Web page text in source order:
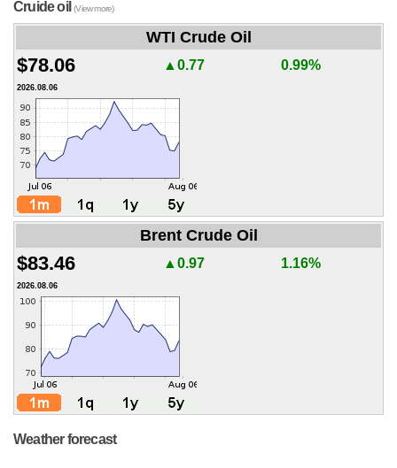
Cruide oil(View more)
WTI Crude Oil
$78.06 ▲0.77 0.99%
2026.08.06
Brent Crude Oil
$83.46 ▲0.97 1.16%
2026.08.06
Weather forecast